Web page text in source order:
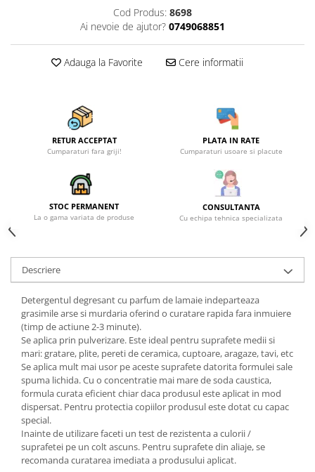
Sfoara si franghii
Suruburi, dibluri si accesorii
prindere
Lustre si pendule
Lampi de veghe copii
Proiectoare
Veioze si lampi
CRACIUN
Accesorii decorative
Caciuli
Figurine si decoratiuni Craciun
Globuri
Instalatii de Craciun
Lumanari si candele
Suporturi lumanari
Curatenie
Cosuri de gunoi
Maturi, Mopuri si galeti
Cod Produs: 8698
Ai nevoie de ajutor? 0749068851
Adauga la Favorite Cere informatii
RETUR ACCEPTAT
Cumparaturi fara griji!
PLATA IN RATE
Cumparaturi usoare si placute
STOC PERMANENT
La o gama variata de produse
CONSULTANTA
Cu echipa tehnica specializata
Descriere
Detergentul degresant cu parfum de lamaie indeparteaza
grasimile arse si murdaria oferind o curatare rapida fara inmuiere
(timp de actiune 2-3 minute).
Se aplica prin pulverizare. Este ideal pentru suprafete medii si
mari: gratare, plite, pereti de ceramica, cuptoare, aragaze, tavi, etc
Se aplica mult mai usor pe aceste suprafete datorita formulei sale
spuma lichida. Cu o concentratie mai mare de soda caustica,
formula curata eficient chiar daca produsul este aplicat in mod
dispersat. Pentru protectia copiilor produsul este dotat cu capac
special.
Inainte de utilizare faceti un test de rezistenta a culorii /
suprafetei pe un colt ascuns. Pentru suprafete din aliaje, se
recomanda curatarea imediata a produsului aplicat.